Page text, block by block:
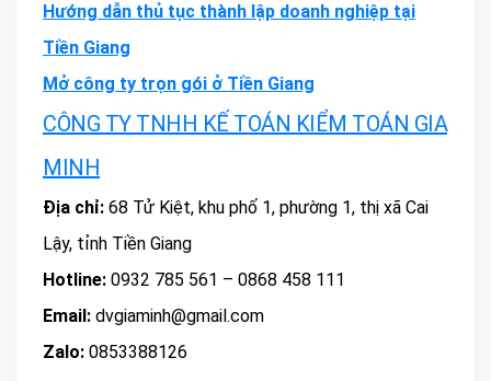
Hướng dẫn thủ tục thành lập doanh nghiệp tại
Tiền Giang
Mở công ty trọn gói ở Tiền Giang
CÔNG TY TNHH KẾ TOÁN KIỂM TOÁN GIA
MINH
Địa chỉ: 68 Tử Kiệt, khu phố 1, phường 1, thị xã Cai
Lậy, tỉnh Tiền Giang
Hotline: 0932 785 561 – 0868 458 111
Email: dvgiaminh@gmail.com
Zalo: 0853388126